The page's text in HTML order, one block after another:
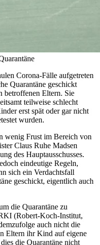
Corona-Fälle aufgetreten
Quarantäne geschickt
betroffenen Eltern. Sie
teilweise schlecht
erst spät oder gar nicht
wurden.
wenig Frust im Bereich von
Claus Ruhe Madsen
des Hauptausschusses.
eindeutige Regeln,
sich ein Verdachtsfall
geschickt, eigentlich auch
die Quarantäne zu
(Robert-Koch-Institut,
auch nicht die
Eltern ihr Kind auf eigene
die Quarantäne nicht